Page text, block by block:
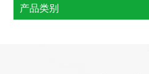
产品类别